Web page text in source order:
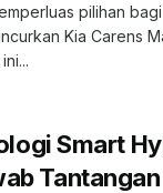
pilihan
Kia Carens
Smart